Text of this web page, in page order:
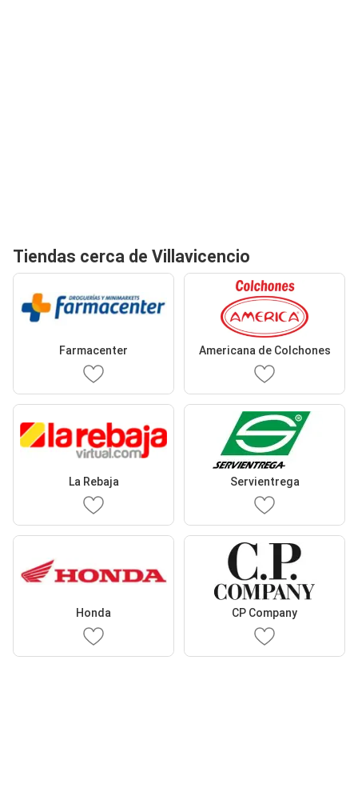
Tiendas cerca de Villavicencio
Farmacenter Americana de Colchones
La Rebaja Servientrega
Honda CP Company